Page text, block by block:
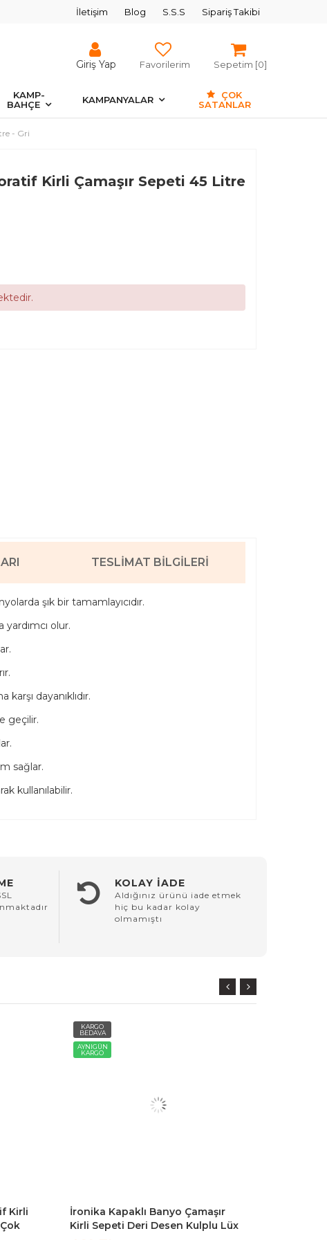
İletişim Blog S.S.S Sipariş Takibi
Giriş Yap Favorilerim Sepetim [0]
KAMP-
BAHÇE
KAMPANYALAR
ÇOK
SATANLAR
- Gri
Kirli Çamaşır Sepeti 45 Litre
TESLIMAT BILGILERI
şık bir tamamlayıcıdır.
yardımcı olur.
dayanıklıdır.
geçilir.
sağlar.
kullanılabilir.
KOLAY İADE
Aldığınız ürünü iade etmek
hiç bu kadar kolay
olmamıştı
Kirli
KARGO
BEDAVA
AYNIGÜN
KARGO
İronika Kapaklı Banyo Çamaşır
Kirli Sepeti Deri Desen Kulplu Lüx